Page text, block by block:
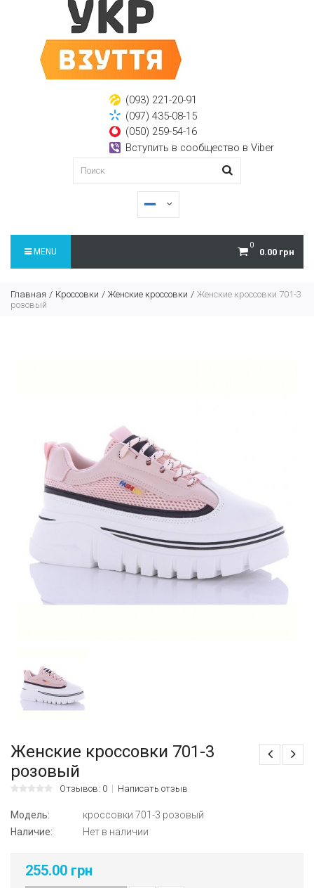
(093) 221-20-91
(097) 435-08-15
(050) 259-54-16
Вступить в сообщество в Viber
0
0.00 грн
MENU
Главная Кроссовки Женские кроссовки
Женские кроссовки 701-3
розовый
Женские кроссовки 701-3
розовый
Отзывов: 0 Написать отзыв
Модель:
кроссовки 701-3 розовый
Наличие:
Нет в наличии
255.00 грн